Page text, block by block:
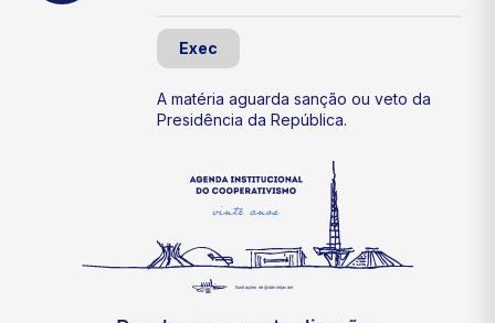
Exec
A matéria aguarda sanção ou veto da
Presidência da República.